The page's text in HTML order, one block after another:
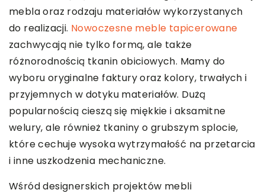
mebla oraz rodzaju materiałów wykorzystanych
do realizacji. Nowoczesne meble tapicerowane
zachwycają nie tylko formą, ale także
różnorodnością tkanin obiciowych. Mamy do
wyboru oryginalne faktury oraz kolory, trwałych i
przyjemnych w dotyku materiałów. Dużą
popularnością cieszą się miękkie i aksamitne
welury, ale również tkaniny o grubszym splocie,
które cechuje wysoka wytrzymałość na przetarcia
i inne uszkodzenia mechaniczne.
Wśród designerskich projektów mebli